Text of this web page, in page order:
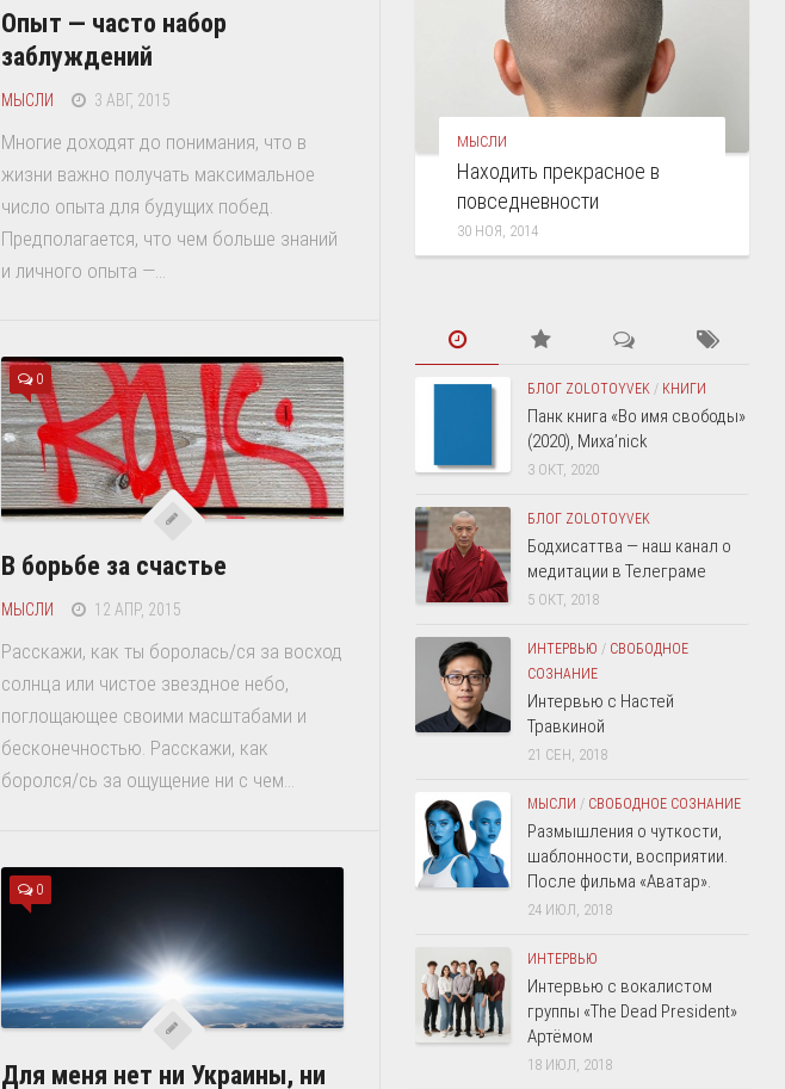
Опыт — часто набор
заблуждений
МЫСЛИ 3 АВГ, 2015
Многие доходят до понимания, что в
жизни важно получать максимальное
число опыта для будущих побед.
Предполагается, что чем больше знаний
и личного опыта —...
0
В борьбе за счастье
МЫСЛИ 12 АПР, 2015
Расскажи, как ты боролась/ся за восход
солнца или чистое звездное небо,
поглощающее своими масштабами и
бесконечностью. Расскажи, как
боролся/сь за ощущение ни с чем...
0
Для меня нет ни Украины, ни
МЫСЛИ
Находить прекрасное в
повседневности
30 НОЯ, 2014
БЛОГ ZOLOTOYVEK / КНИГИ
Панк книга «Во имя свободы»
(2020), Миха’nick
3 ОКТ, 2020
БЛОГ ZOLOTOYVEK
Бодхисаттва — наш канал о
медитации в Телеграме
5 ОКТ, 2018
ИНТЕРВЬЮ / СВОБОДНОЕ
СОЗНАНИЕ
Интервью с Настей
Травкиной
21 СЕН, 2018
МЫСЛИ / СВОБОДНОЕ СОЗНАНИЕ
Размышления о чуткости,
шаблонности, восприятии.
После фильма «Аватар».
24 ИЮЛ, 2018
ИНТЕРВЬЮ
Интервью с вокалистом
группы «The Dead President»
Артёмом
18 ИЮЛ, 2018